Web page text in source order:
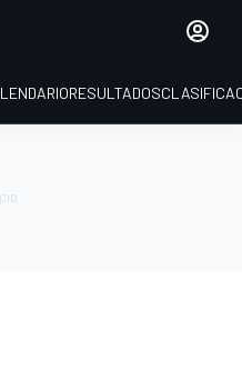
RESULTADOS